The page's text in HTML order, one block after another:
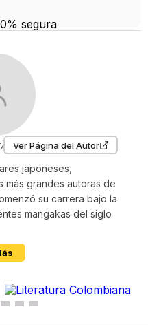
Ver Página del Autor
japoneses,
más grandes autoras de
su carrera bajo la
mangakas del siglo